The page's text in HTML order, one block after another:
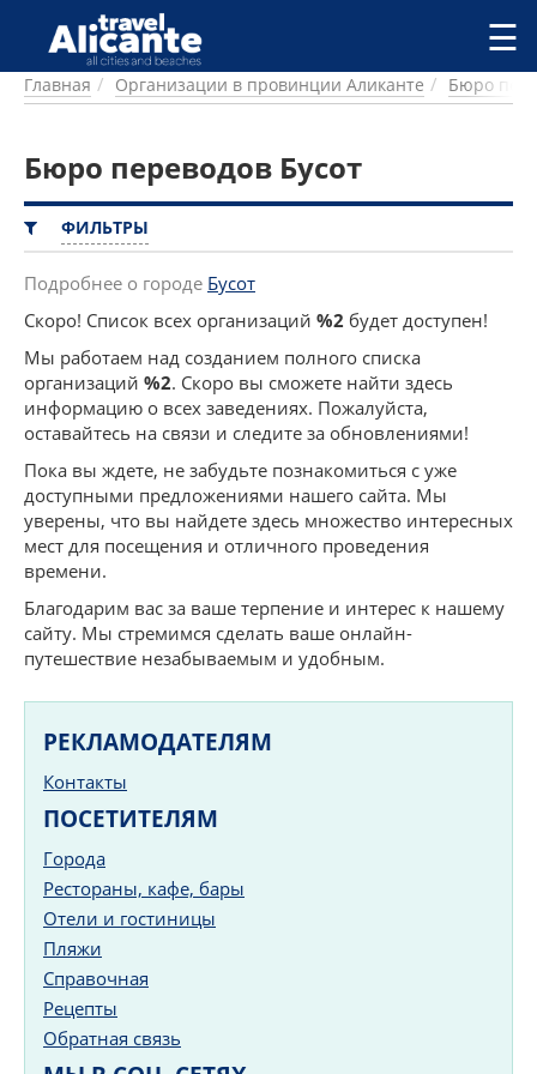
Перейти к основному содержанию
ГОРОДА
ПИТАНИЕ
ПРОЖИВАНИЕ
ПЛЯЖИ
ДОСТОПРИМЕЧАТЕЛЬНОСТИ
КЕМПИНГ
КОМАРКИ (РАЙОНЫ)
РЕЦЕПТЫ
ПРЕДЛОЖЕНИЯ
СТАТЬИ
УСЛУГИ
☰
Главная Организации в провинции Аликанте Бюро
Бюро переводов Бусот
ФИЛЬТРЫ
Подробнее о городе Бусот
Скоро! Список всех организаций %2 будет доступен!
Мы работаем над созданием полного списка
организаций %2. Скоро вы сможете найти здесь
информацию о всех заведениях. Пожалуйста,
оставайтесь на связи и следите за обновлениями!
Пока вы ждете, не забудьте познакомиться с уже
доступными предложениями нашего сайта. Мы
уверены, что вы найдете здесь множество интересных
мест для посещения и отличного проведения
времени.
Благодарим вас за ваше терпение и интерес к нашему
сайту. Мы стремимся сделать ваше онлайн-
путешествие незабываемым и удобным.
РЕКЛАМОДАТЕЛЯМ
Контакты
ПОСЕТИТЕЛЯМ
Города
Рестораны, кафе, бары
Отели и гостиницы
Пляжи
Справочная
Рецепты
Обратная связь